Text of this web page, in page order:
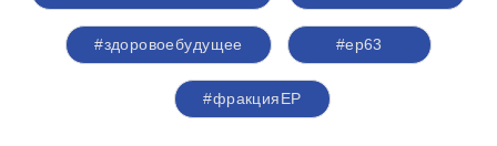
#здоровоебудущее #ер63
#фракцияЕР